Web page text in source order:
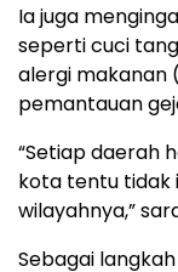
Ia juga
seperti cuci
alergi makanan
pemantauan
“Setiap daerah
kota tentu tidak
wilayahnya,”
Sebagai